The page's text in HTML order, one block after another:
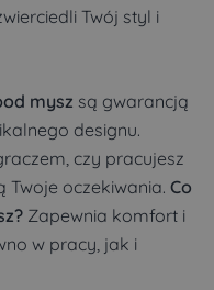
Twój styl i
mysz są gwarancją
designu.
czy pracujesz
Twoje oczekiwania. Co
Zapewnia komfort i
w pracy, jak i